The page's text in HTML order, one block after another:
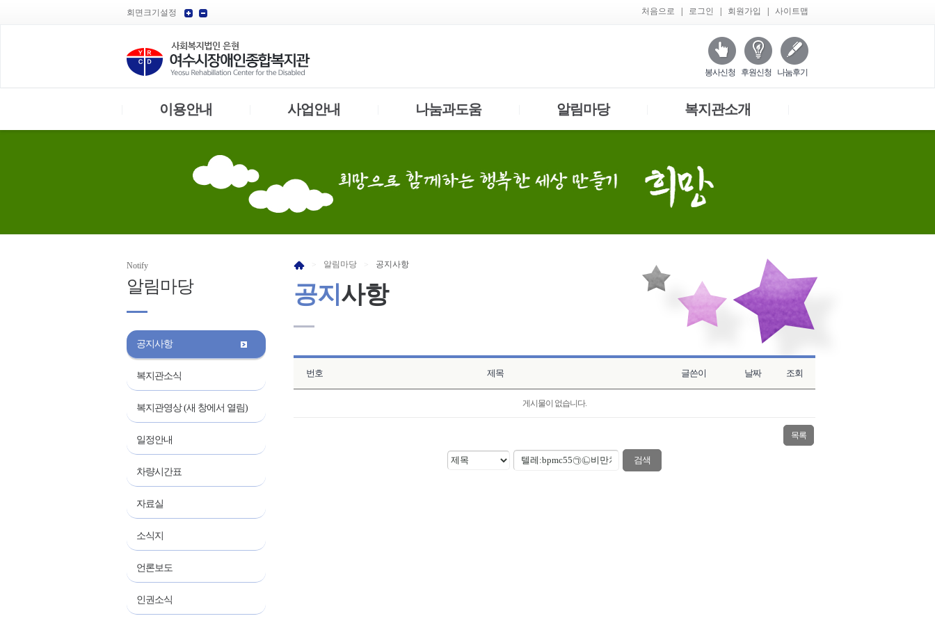
회면크기설정 처음으로 | 로그인 | 회원가입 | 사이트맵
봉사신청 후원신청 나눔후기
이용안내 사업안내 나눔과도움 알림마당 복지관소개
Notify
알림마당
공지사항
복지관소식
복지관영상 (새 창에서 열림)
일정안내
차량시간표
자료실
소식지
언론보도
인권소식
> 알림 마당 > 공지 사항
공지 사항
번호 제목 글쓴이 날짜 조회
게시물이 없습니다.
목록
검색